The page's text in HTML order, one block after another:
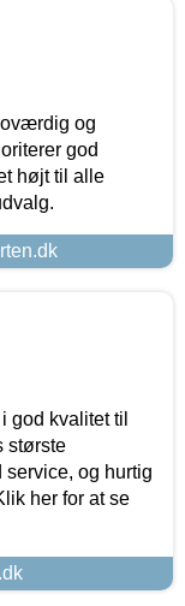
og
god
højt til alle
god kvalitet til
største
service, og hurtig
her for at se